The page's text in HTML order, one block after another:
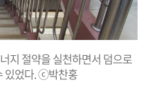
지 절약을 실천하면서 덤으로
있었다. ⓒ박찬홍